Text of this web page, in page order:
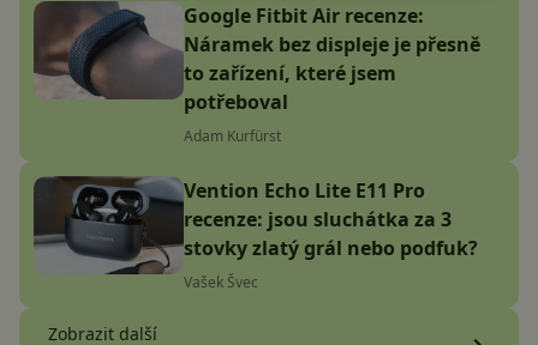
Google Fitbit Air recenze:
Náramek bez displeje je přesně
to zařízení, které jsem
potřeboval
Adam Kurfürst
Vention Echo Lite E11 Pro
recenze: jsou sluchátka za 3
stovky zlatý grál nebo podfuk?
Vašek Švec
Zobrazit další